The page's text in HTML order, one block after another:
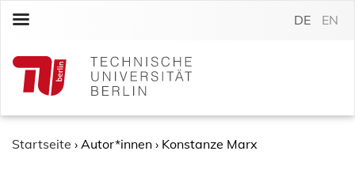
c
DE EN
Startseite › Autor*innen › Konstanze Marx